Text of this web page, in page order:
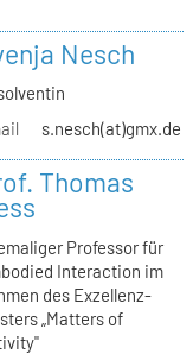
Nesch
s.nesch(at)gmx.de
Thomas
Professor für
Interaction im
des Exzellenz-
„Matters of